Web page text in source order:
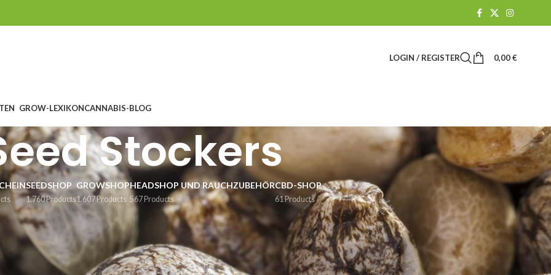
LOGIN / REGISTER 0,00€
GROW-LEXIKONCANNABIS-BLOG
Stockers
SEEDSHOP
1.760 Products
GROWSHOP
1.607 Products
HEADSHOP UND RAUCHZUBEHÖR
567 Products
CBD-SHOP
61 Products
von Seedstockers